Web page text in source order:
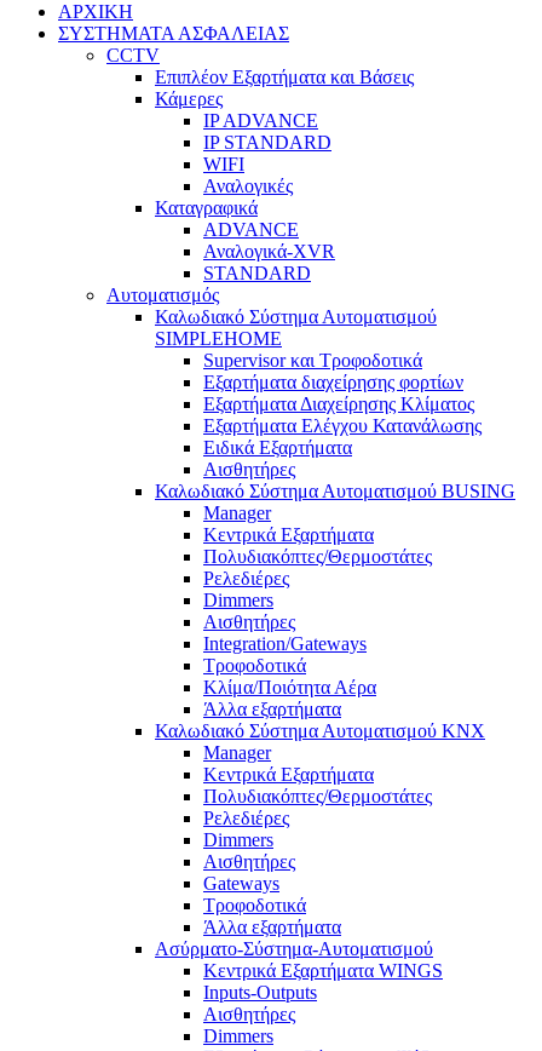
ΑΡΧΙΚΗ
ΣΥΣΤΗΜΑΤΑ ΑΣΦΑΛΕΙΑΣ
CCTV
Επιπλέον Εξαρτήματα και Βάσεις
Κάμερες
IP ADVANCE
IP STANDARD
WIFI
Αναλογικές
Καταγραφικά
ADVANCE
Αναλογικά-XVR
STANDARD
Αυτοματισμός
Καλωδιακό Σύστημα Αυτοματισμού
SIMPLEHOME
Supervisor και Τροφοδοτικά
Εξαρτήματα διαχείρησης φορτίων
Εξαρτήματα Διαχείρησης Κλίματος
Εξαρτήματα Ελέγχου Κατανάλωσης
Ειδικά Εξαρτήματα
Αισθητήρες
Καλωδιακό Σύστημα Αυτοματισμού BUSING
Manager
Κεντρικά Εξαρτήματα
Πολυδιακόπτες/Θερμοστάτες
Ρελεδιέρες
Dimmers
Αισθητήρες
Integration/Gateways
Τροφοδοτικά
Κλίμα/Ποιότητα Αέρα
Άλλα εξαρτήματα
Καλωδιακό Σύστημα Αυτοματισμού KNX
Manager
Κεντρικά Εξαρτήματα
Πολυδιακόπτες/Θερμοστάτες
Ρελεδιέρες
Dimmers
Αισθητήρες
Gateways
Τροφοδοτικά
Άλλα εξαρτήματα
Ασύρματο-Σύστημα-Αυτοματισμού
Κεντρικά Εξαρτήματα WINGS
Inputs-Outputs
Αισθητήρες
Dimmers